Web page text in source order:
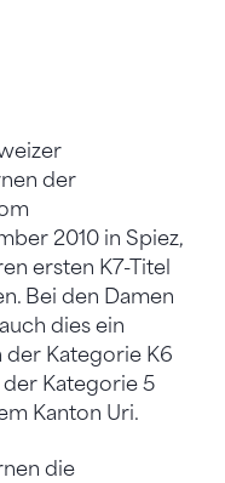
der
2010 in Spiez,
ersten K7-Titel
Bei den Damen
dies ein
der Kategorie K6
Kategorie 5
Kanton Uri.
die